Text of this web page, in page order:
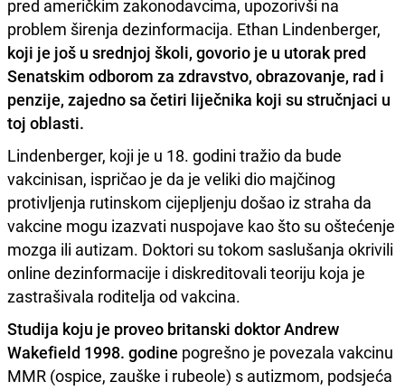
pred američkim zakonodavcima, upozorivši na
problem širenja dezinformacija. Ethan Lindenberger,
koji je još u srednjoj školi, govorio je u utorak pred
Senatskim odborom za zdravstvo, obrazovanje, rad i
penzije, zajedno sa četiri liječnika koji su stručnjaci u
toj oblasti.
Lindenberger, koji je u 18. godini tražio da bude
vakcinisan, ispričao je da je veliki dio majčinog
protivljenja rutinskom cijepljenju došao iz straha da
vakcine mogu izazvati nuspojave kao što su oštećenje
mozga ili autizam. Doktori su tokom saslušanja okrivili
online dezinformacije i diskreditovali teoriju koja je
zastrašivala roditelja od vakcina.
Studija koju je proveo britanski doktor Andrew
Wakefield 1998. godine pogrešno je povezala vakcinu
MMR (ospice, zauške i rubeole) s autizmom, podsjeća